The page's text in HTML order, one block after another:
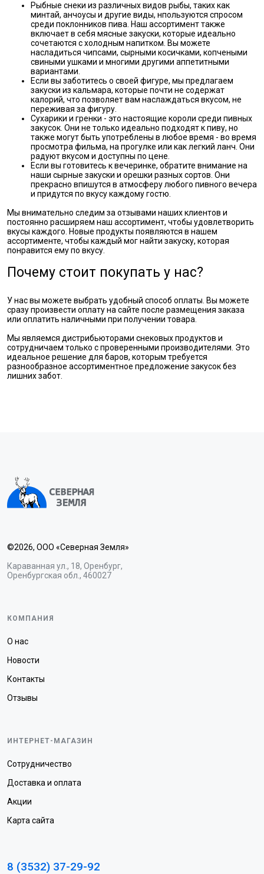
Рыбные снеки из различных видов рыбы, таких как
минтай, анчоусы и другие виды, нпользуются спросом
среди поклонников пива. Наш ассортимент также
включает в себя мясные закуски, которые идеально
сочетаются с холодным напитком. Вы можете
насладиться чипсами, сырными косичками, копчеными
свиными ушками и многими другими аппетитными
вариантами.
Если вы заботитесь о своей фигуре, мы предлагаем
закуски из кальмара, которые почти не содержат
калорий, что позволяет вам наслаждаться вкусом, не
переживая за фигуру.
Cухарики и гренки - это настоящие короли среди пивных
закусок. Они не только идеально подходят к пиву, но
также могут быть употреблены в любое время - во время
просмотра фильма, на прогулке или как легкий ланч. Они
радуют вкусом и доступны по цене.
Если вы готовитесь к вечеринке, обратите внимание на
наши сырные закуски и орешки разных сортов. Они
прекрасно впишутся в атмосферу любого пивного вечера
и придутся по вкусу каждому гостю.
Мы внимательно следим за отзывами наших клиентов и
постоянно расширяем наш ассортимент, чтобы удовлетворить
вкусы каждого. Новые продукты появляются в нашем
ассортименте, чтобы каждый мог найти закуску, которая
понравится ему по вкусу.
Почему стоит покупать у нас?
У нас вы можете выбрать удобный способ оплаты. Вы можете
сразу произвести оплату на сайте после размещения заказа
или оплатить наличными при получении товара.
Мы являемся дистрибьюторами снековых продуктов и
сотрудничаем только с проверенными производителями. Это
идеальное решение для баров, которым требуется
разнообразное ассортиментное предложение закусок без
лишних забот.
©2026, ООО «Северная Земля»
Караванная ул., 18, Оренбург,
Оренбургская обл., 460027
КОМПАНИЯ
О нас
Новости
Контакты
Отзывы
ИНТЕРНЕТ-МАГАЗИН
Сотрудничество
Доставка и оплата
Акции
Карта сайта
8 (3532) 37-29-92